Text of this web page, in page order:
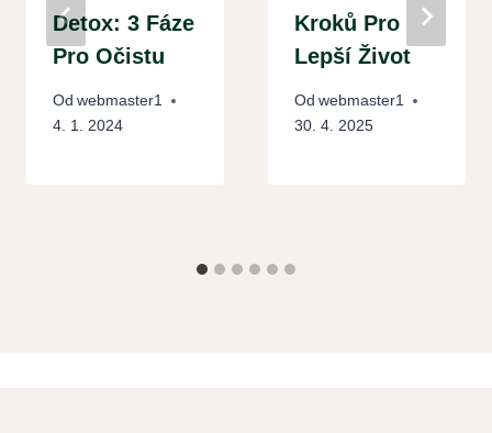
Detox: 3 Fáze
Pro Očistu
Od webmaster1
4. 1. 2024
Kroků Pro
Lepší Život
Od webmaster1
30. 4. 2025